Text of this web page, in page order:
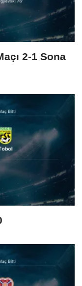
2-1 Sona